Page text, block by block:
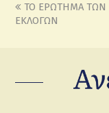
ΤΟ ΕΡΩΤΗΜΑ ΤΩΝ
ΕΚΛΟΓΩΝ